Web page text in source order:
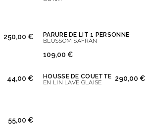
250,00 €
PARURE DE LIT 1 PERSONNE
BLOSSOM SAFRAN
109,00 €
44,00 €
HOUSSE DE COUETTE
EN LIN LAVÉ GLAISE
290,00 €
55,00 €